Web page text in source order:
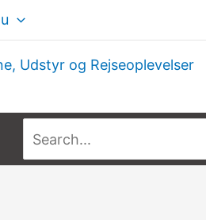
Udstyr og Rejseoplevelser
efter: